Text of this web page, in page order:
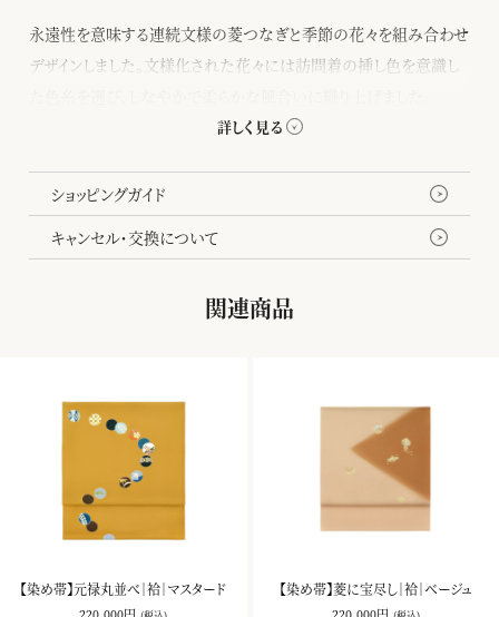
永遠性を意味する連続文様の菱つなぎと季節の花々を組み合わせ
デザインしました。文様化された花々には訪問着の挿し色を意識し
千總の訪問着や付下がより美しく見えるよう配色にこだわった、コー
ショッピングガイド
キャンセル・交換について
関連商品
【染め帯】元禄丸並べ｜袷｜マスタード 【染め帯】菱に宝尽し｜袷｜ベージュ